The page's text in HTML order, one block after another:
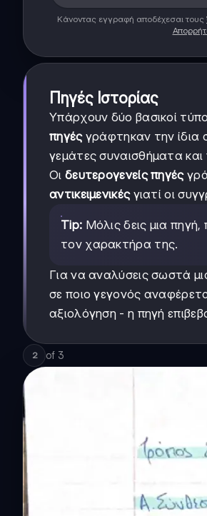
Κάνοντας εγγραφή αποδέχεσαι τους
Πηγές Ιστορίας
Υπάρχουν δύο βασικοί
πηγέςγράφτηκαν την ίδια
γεμάτες συναισθήματα
Οι δευτερογενείς πηγές
αντικειμενικέςγιατί οι
Tip: Μόλις δεις μια
τον χαρακτήρα της.
Για να αναλύσεις σωστά
σε ποιο γεγονός
αξιολόγηση - η πηγή
2 of 3